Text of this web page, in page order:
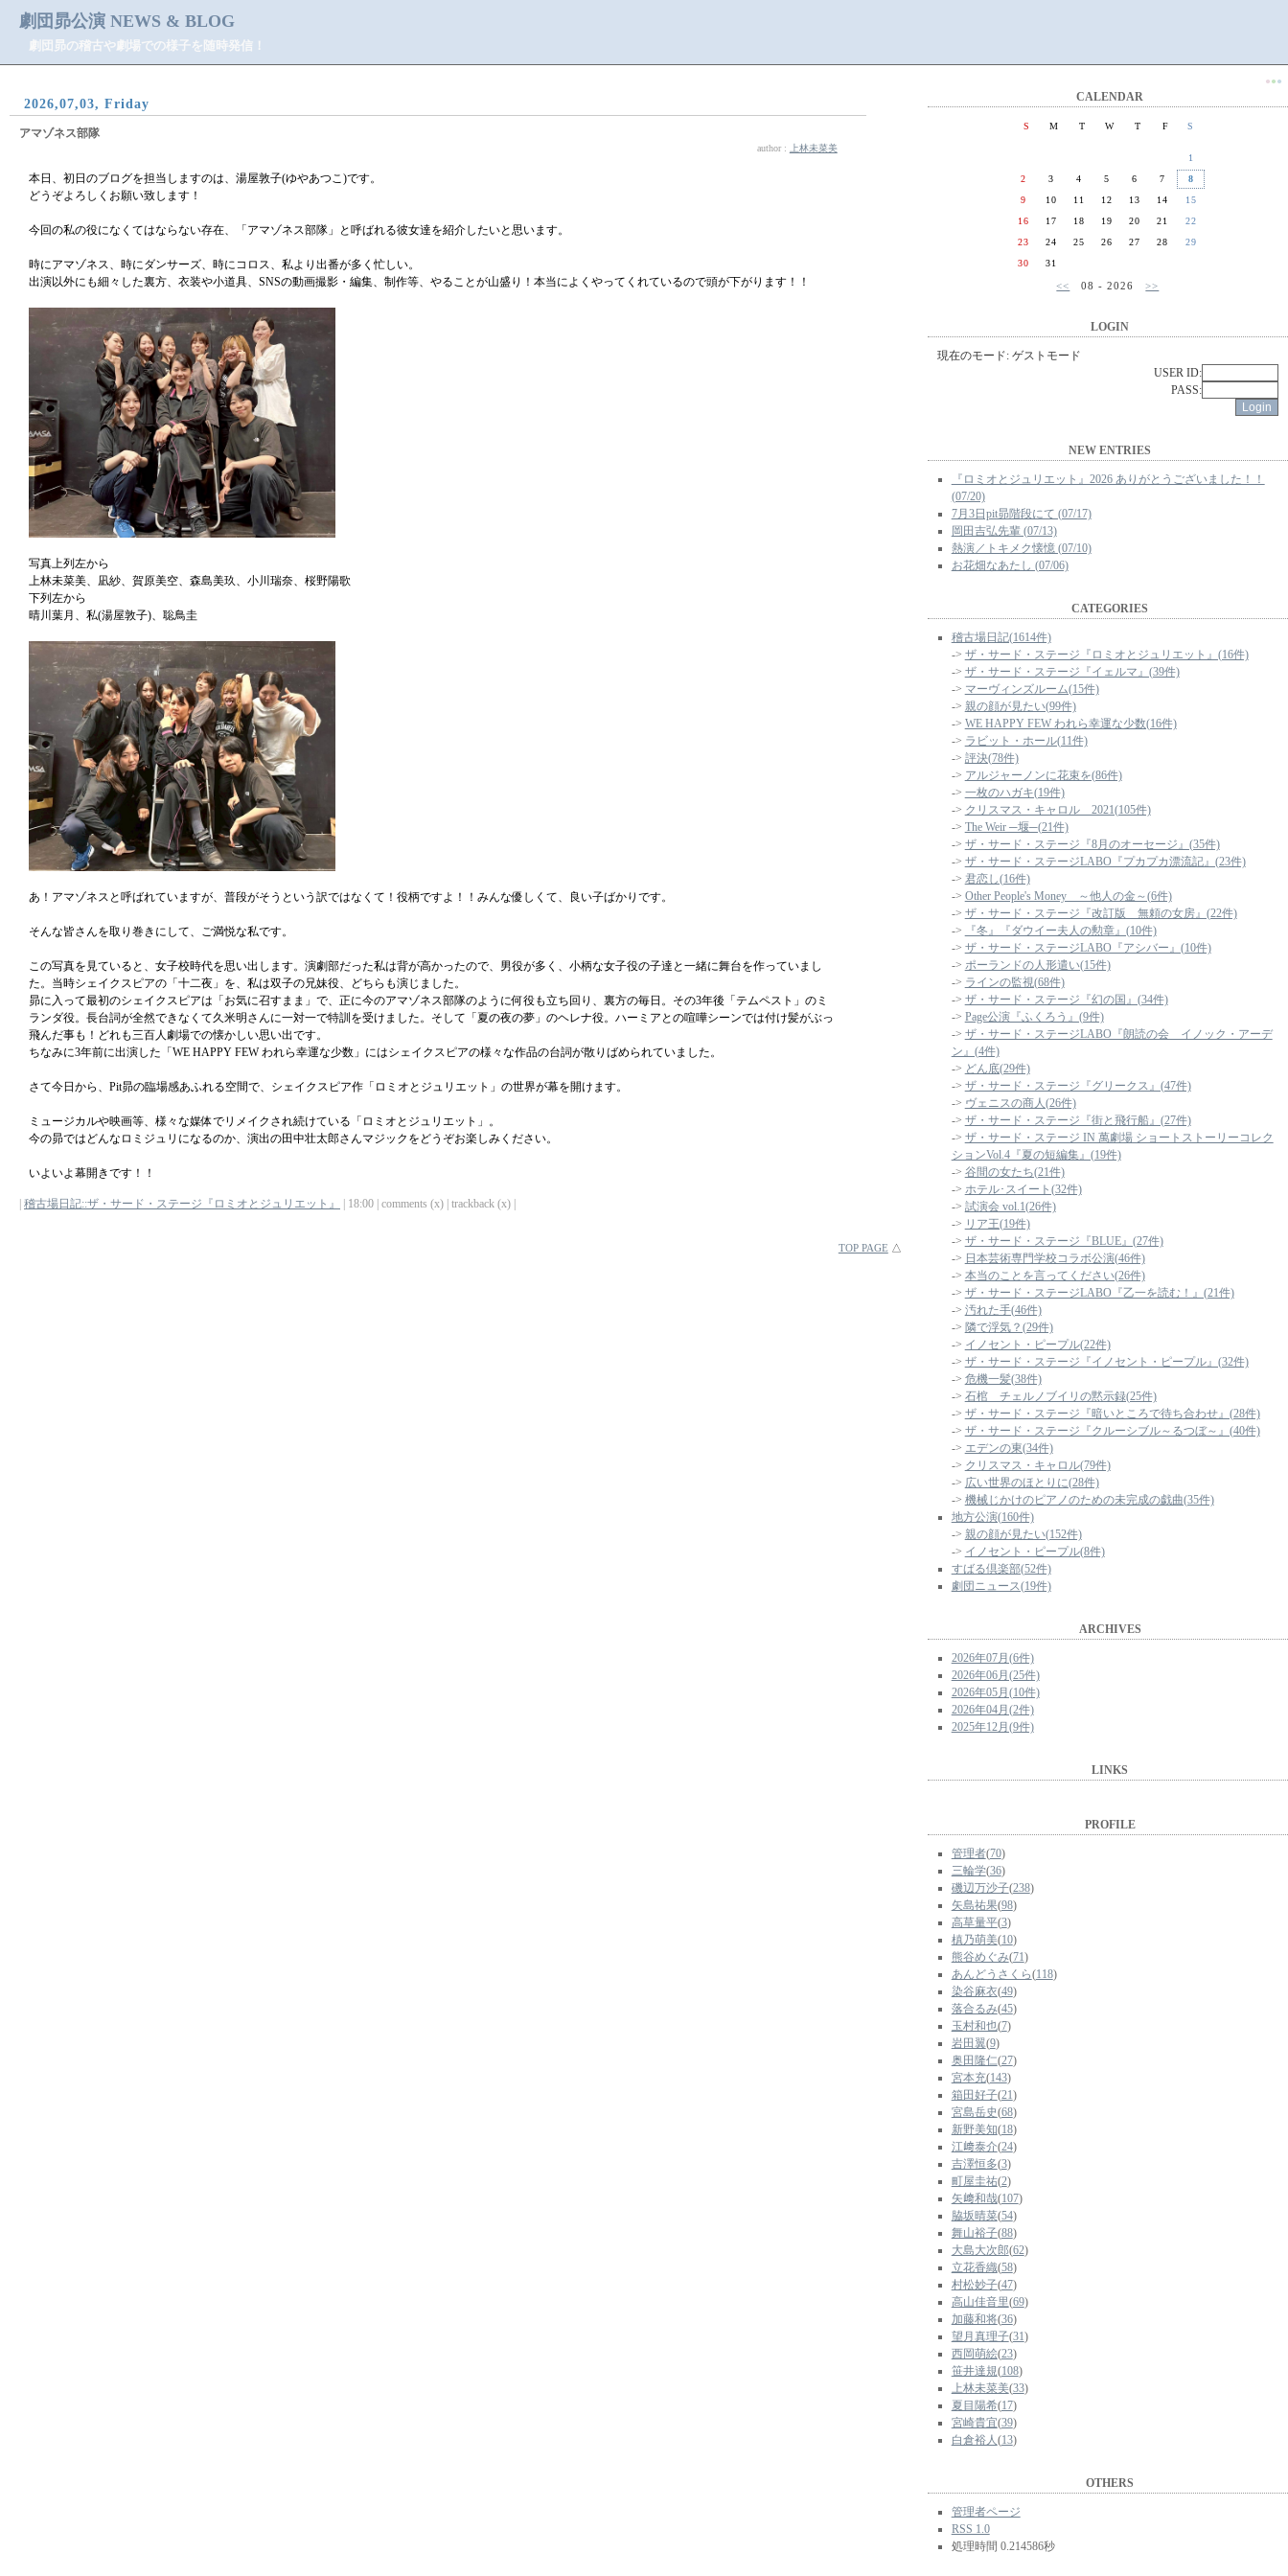
劇団昴公演 NEWS & BLOG
劇団昴の稽古や劇場での様子を随時発信！
2026,07,03, Friday
アマゾネス部隊
author : 上林未菜美
本日、初日のブログを担当しますのは、湯屋敦子(ゆやあつこ)です。
どうぞよろしくお願い致します！
今回の私の役になくてはならない存在、「アマゾネス部隊」と呼ばれる彼女達を紹介したいと思います。
時にアマゾネス、時にダンサーズ、時にコロス、私より出番が多く忙しい。
出演以外にも細々した裏方、衣装や小道具、SNSの動画撮影・編集、制作等、やることが山盛り！本当によくやってくれているので頭が下がります！！
写真上列左から
上林未菜美、凪紗、賀原美空、森島美玖、小川瑞奈、桜野陽歌
下列左から
晴川葉月、私(湯屋敦子)、聡鳥圭
あ！アマゾネスと呼ばれていますが、普段がそうという訳ではなくて！役柄ですよ！！みんな優しくて、良い子ばかりです。
そんな皆さんを取り巻きにして、ご満悦な私です。
この写真を見ていると、女子校時代を思い出します。演劇部だった私は背が高かったので、男役が多く、小柄な女子役の子達と一緒に舞台を作っていまし
た。当時シェイクスピアの「十二夜」を、私は双子の兄妹役、どちらも演じました。
昴に入って最初のシェイクスピアは「お気に召すまま」で、正に今のアマゾネス部隊のように何役も立ち回り、裏方の毎日。その3年後「テムペスト」のミ
ランダ役。長台詞が全然できなくて久米明さんに一対一で特訓を受けました。そして「夏の夜の夢」のヘレナ役。ハーミアとの喧嘩シーンでは付け髪がぶっ
飛んだ事も！どれも三百人劇場での懐かしい思い出です。
ちなみに3年前に出演した「WE HAPPY FEW われら幸運な少数」にはシェイクスピアの様々な作品の台詞が散りばめられていました。
さて今日から、Pit昴の臨場感あふれる空間で、シェイクスピア作「ロミオとジュリエット」の世界が幕を開けます。
ミュージカルや映画等、様々な媒体でリメイクされ続けている「ロミオとジュリエット」。
今の昴ではどんなロミジュリになるのか、演出の田中壮太郎さんマジックをどうぞお楽しみください。
いよいよ幕開きです！！
稽古場日記::ザ・サード・ステージ『ロミオとジュリエット』 | 18:00 | comments (x) | trackback (x) |
TOP PAGE △
●●●
CALENDAR
S M T W T F S
1
2
3 4 5 6 7
8
9
10 11 12 13 14
15
16
17 18 19 20 21
22
23
24 25 26 27 28
29
30
31
<< 08 - 2026>>
LOGIN
現在のモード: ゲストモード
USER ID:
PASS:
NEW ENTRIES
『ロミオとジュリエット』2026 ありがとうございました！！
(07/20)
7月3日pit昴階段にて (07/17)
岡田吉弘先輩 (07/13)
熱演／トキメク懐憶 (07/10)
お花畑なあたし (07/06)
CATEGORIES
稽古場日記(1614件)
-> ザ・サード・ステージ『ロミオとジュリエット』(16件)
-> ザ・サード・ステージ『イェルマ』(39件)
-> マーヴィンズルーム(15件)
-> 親の顔が見たい(99件)
-> WE HAPPY FEW われら幸運な少数(16件)
-> ラビット・ホール(11件)
-> 評決(78件)
-> アルジャーノンに花束を(86件)
-> 一枚のハガキ(19件)
-> クリスマス・キャロル 2021(105件)
-> The Weir ─堰─(21件)
-> ザ・サード・ステージ『8月のオーセージ』(35件)
-> ザ・サード・ステージLABO『プカプカ漂流記』(23件)
-> 君恋し(16件)
-> Other People's Money ～他人の金～(6件)
-> ザ・サード・ステージ『改訂版 無頼の女房』(22件)
->
『冬』『ダウイー夫人の勲章』(10件)
-> ザ・サード・ステージLABO『アシバー』(10件)
-> ポーランドの人形遣い(15件)
-> ラインの監視(68件)
-> ザ・サード・ステージ『幻の国』(34件)
-> Page公演『ふくろう』(9件)
-> ザ・サード・ステージLABO『朗読の会 イノック・アーデ
ン』(4件)
-> どん底(29件)
-> ザ・サード・ステージ『グリークス』(47件)
-> ヴェニスの商人(26件)
-> ザ・サード・ステージ『街と飛行船』(27件)
-> ザ・サード・ステージ IN 萬劇場 ショートストーリーコレク
ションVol.4『夏の短編集』(19件)
-> 谷間の女たち(21件)
-> ホテル･スイート(32件)
-> 試演会 vol.1(26件)
-> リア王(19件)
-> ザ・サード・ステージ『BLUE』(27件)
-> 日本芸術専門学校コラボ公演(46件)
-> 本当のことを言ってください(26件)
-> ザ・サード・ステージLABO『乙一を読む！』(21件)
-> 汚れた手(46件)
-> 隣で浮気？(29件)
-> イノセント・ピープル(22件)
-> ザ・サード・ステージ『イノセント・ピープル』(32件)
-> 危機一髪(38件)
-> 石棺 チェルノブイリの黙示録(25件)
-> ザ・サード・ステージ『暗いところで待ち合わせ』(28件)
-> ザ・サード・ステージ『クルーシブル～るつぼ～』(40件)
-> エデンの東(34件)
-> クリスマス・キャロル(79件)
-> 広い世界のほとりに(28件)
-> 機械じかけのピアノのための未完成の戯曲(35件)
地方公演(160件)
-> 親の顔が見たい(152件)
-> イノセント・ピープル(8件)
すばる倶楽部(52件)
劇団ニュース(19件)
ARCHIVES
2026年07月(6件)
2026年06月(25件)
2026年05月(10件)
2026年04月(2件)
2025年12月(9件)
LINKS
PROFILE
管理者(70)
三輪学(36)
磯辺万沙子(238)
矢島祐果(98)
高草量平(3)
槙乃萌美(10)
熊谷めぐみ(71)
あんどうさくら(118)
染谷麻衣(49)
落合るみ(45)
玉村和也(7)
岩田翼(9)
奥田隆仁(27)
宮本充(143)
箱田好子(21)
宮島岳史(68)
新野美知(18)
江﨑泰介(24)
吉澤恒多(3)
町屋圭祐(2)
矢﨑和哉(107)
脇坂晴菜(54)
舞山裕子(88)
大島大次郎(62)
立花香織(58)
村松妙子(47)
高山佳音里(69)
加藤和将(36)
望月真理子(31)
西岡萌絵(23)
笹井達規(108)
上林未菜美(33)
夏目陽希(17)
宮崎貴宜(39)
白倉裕人(13)
OTHERS
管理者ページ
RSS 1.0
処理時間 0.214586秒